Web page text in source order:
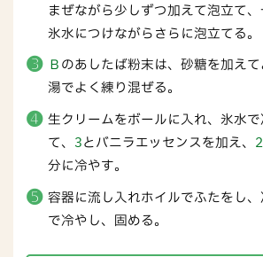
まぜながら少しずつ加えて泡立て
氷水につけながらさらに泡立てる。
Ｂのあしたば粉末は、砂糖を加え
湯でよく練り混ぜる。
生クリームをボールに入れ、氷水
て、3とバニラエッセンスを加え、 2
分に冷やす。
容器に流し入れホイルでふたをし
で冷やし、固める。